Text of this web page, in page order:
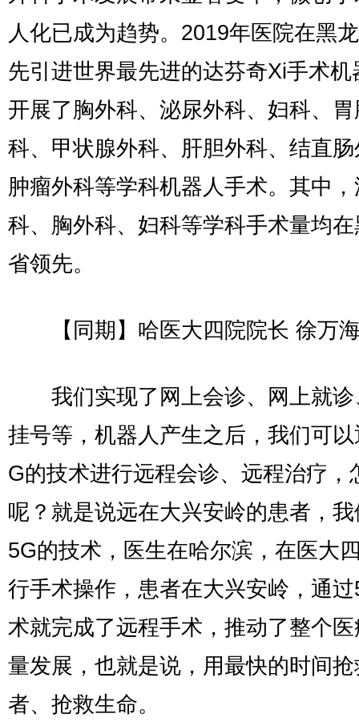
人化已成为趋势。2019年医院在黑
先引进世界最先进的达芬奇Xi手术机
开展了胸外科、泌尿外科、妇科、
科、甲状腺外科、肝胆外科、结直
肿瘤外科等学科机器人手术。其中
科、胸外科、妇科等学科手术量均
省领先。
【同期】哈医大四院院长 徐万
我们实现了网上会诊、网上就诊
挂号等，机器人产生之后，我们可
G的技术进行远程会诊、远程治疗，
呢？就是说远在大兴安岭的患者，
5G的技术，医生在哈尔滨，在医大
行手术操作，患者在大兴安岭，通
术就完成了远程手术，推动了整个
量发展，也就是说，用最快的时间
者、抢救生命。